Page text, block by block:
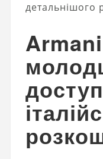
детальнішого